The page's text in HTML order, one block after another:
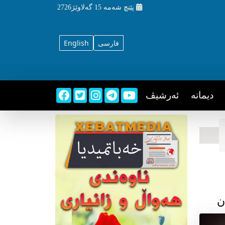
پێنچ شه‌مه‌ 15 گه‌لاوێژ2726
English فارسی
دیمانه ئه‌رشیڤ